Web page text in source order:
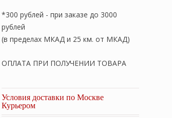
(пудра тон 03) 40х40см. Состав: 100%
*300 рублей - при заказе до 3000
рублей
(в пределах МКАД и 25 км. от МКАД)
ОПЛАТА ПРИ ПОЛУЧЕНИИ ТОВАРА
Условия доставки по Москве
Курьером